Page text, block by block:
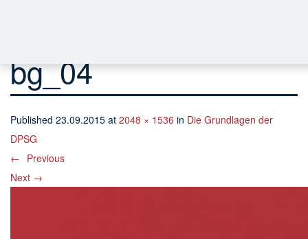
bg_04
Published 23.09.2015 at 2048 × 1536 in Die Grundlagen der
DPSG
←
Previous
Next →